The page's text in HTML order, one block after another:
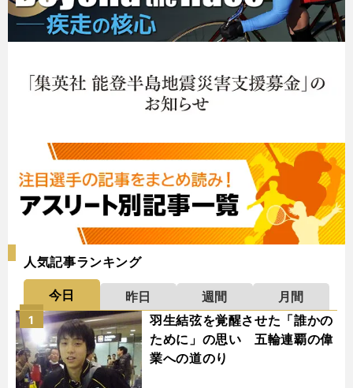
人気記事ランキング
今日 昨日 週間
月間
羽生結弦を覚醒させた「誰かの
ために」の思い 五輪連覇の偉
業への道のり
1